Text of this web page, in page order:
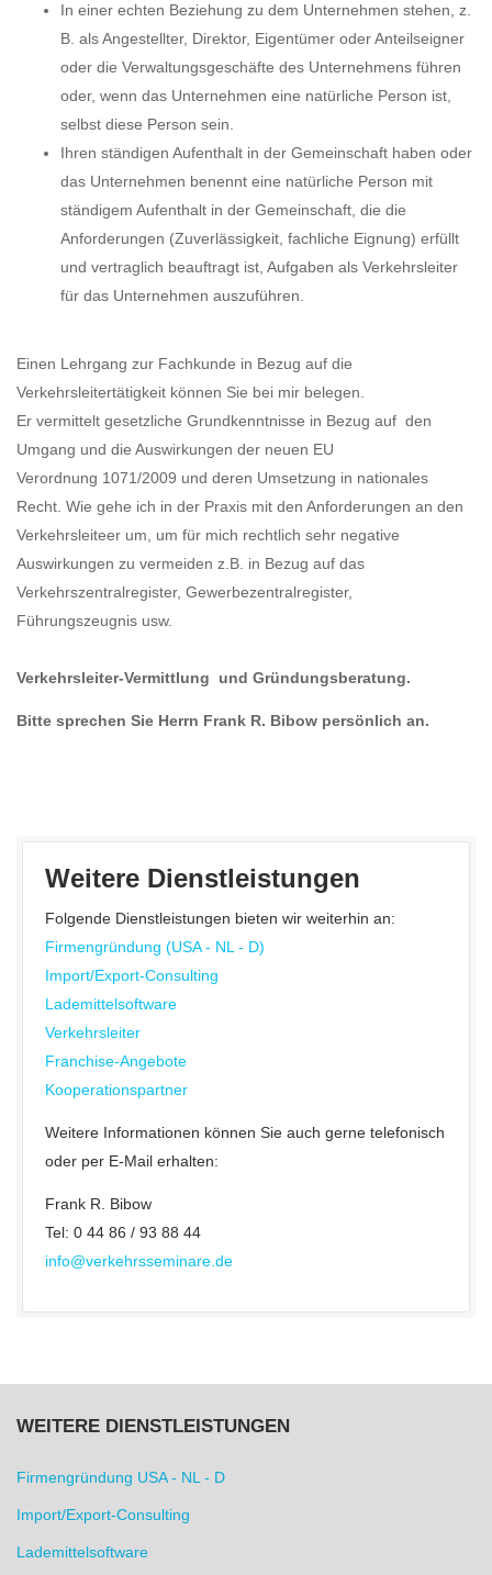
In einer echten Beziehung zu dem Unternehmen stehen, z.
B. als Angestellter, Direktor, Eigentümer oder Anteilseigner
oder die Verwaltungsgeschäfte des Unternehmens führen
oder, wenn das Unternehmen eine natürliche Person ist,
selbst diese Person sein.
Ihren ständigen Aufenthalt in der Gemeinschaft haben oder
das Unternehmen benennt eine natürliche Person mit
ständigem Aufenthalt in der Gemeinschaft, die die
Anforderungen (Zuverlässigkeit, fachliche Eignung) erfüllt
und vertraglich beauftragt ist, Aufgaben als Verkehrsleiter
für das Unternehmen auszuführen.
Einen Lehrgang zur Fachkunde in Bezug auf die
Verkehrsleitertätigkeit können Sie bei mir belegen.
Er vermittelt gesetzliche Grundkenntnisse in Bezug auf den
Umgang und die Auswirkungen der neuen EU
Verordnung 1071/2009 und deren Umsetzung in nationales
Recht. Wie gehe ich in der Praxis mit den Anforderungen an den
Verkehrsleiteer um, um für mich rechtlich sehr negative
Auswirkungen zu vermeiden z.B. in Bezug auf das
Verkehrszentralregister, Gewerbezentralregister,
Führungszeugnis usw.
Verkehrsleiter-Vermittlung und Gründungsberatung.
Bitte sprechen Sie Herrn Frank R. Bibow persönlich an.
Weitere Dienstleistungen
Folgende Dienstleistungen bieten wir weiterhin an:
Firmengründung (USA - NL - D)
Import/Export-Consulting
Lademittelsoftware
Verkehrsleiter
Franchise-Angebote
Kooperationspartner
Weitere Informationen können Sie auch gerne telefonisch
oder per E-Mail erhalten:
Frank R. Bibow
Tel: 0 44 86 / 93 88 44
info@verkehrsseminare.de
WEITERE DIENSTLEISTUNGEN
Firmengründung USA - NL - D
Import/Export-Consulting
Lademittelsoftware